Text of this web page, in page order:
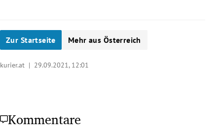
Zur Startseite Mehr aus Österreich
kurier.at | 29.09.2021, 12:01
Kommentare